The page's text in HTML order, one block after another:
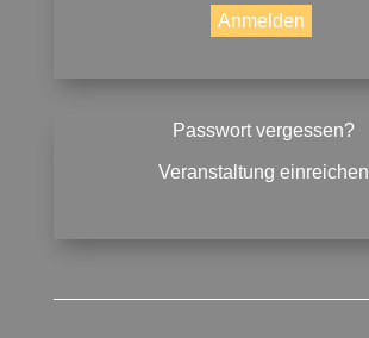
Passwort vergessen?
Veranstaltung einreichen